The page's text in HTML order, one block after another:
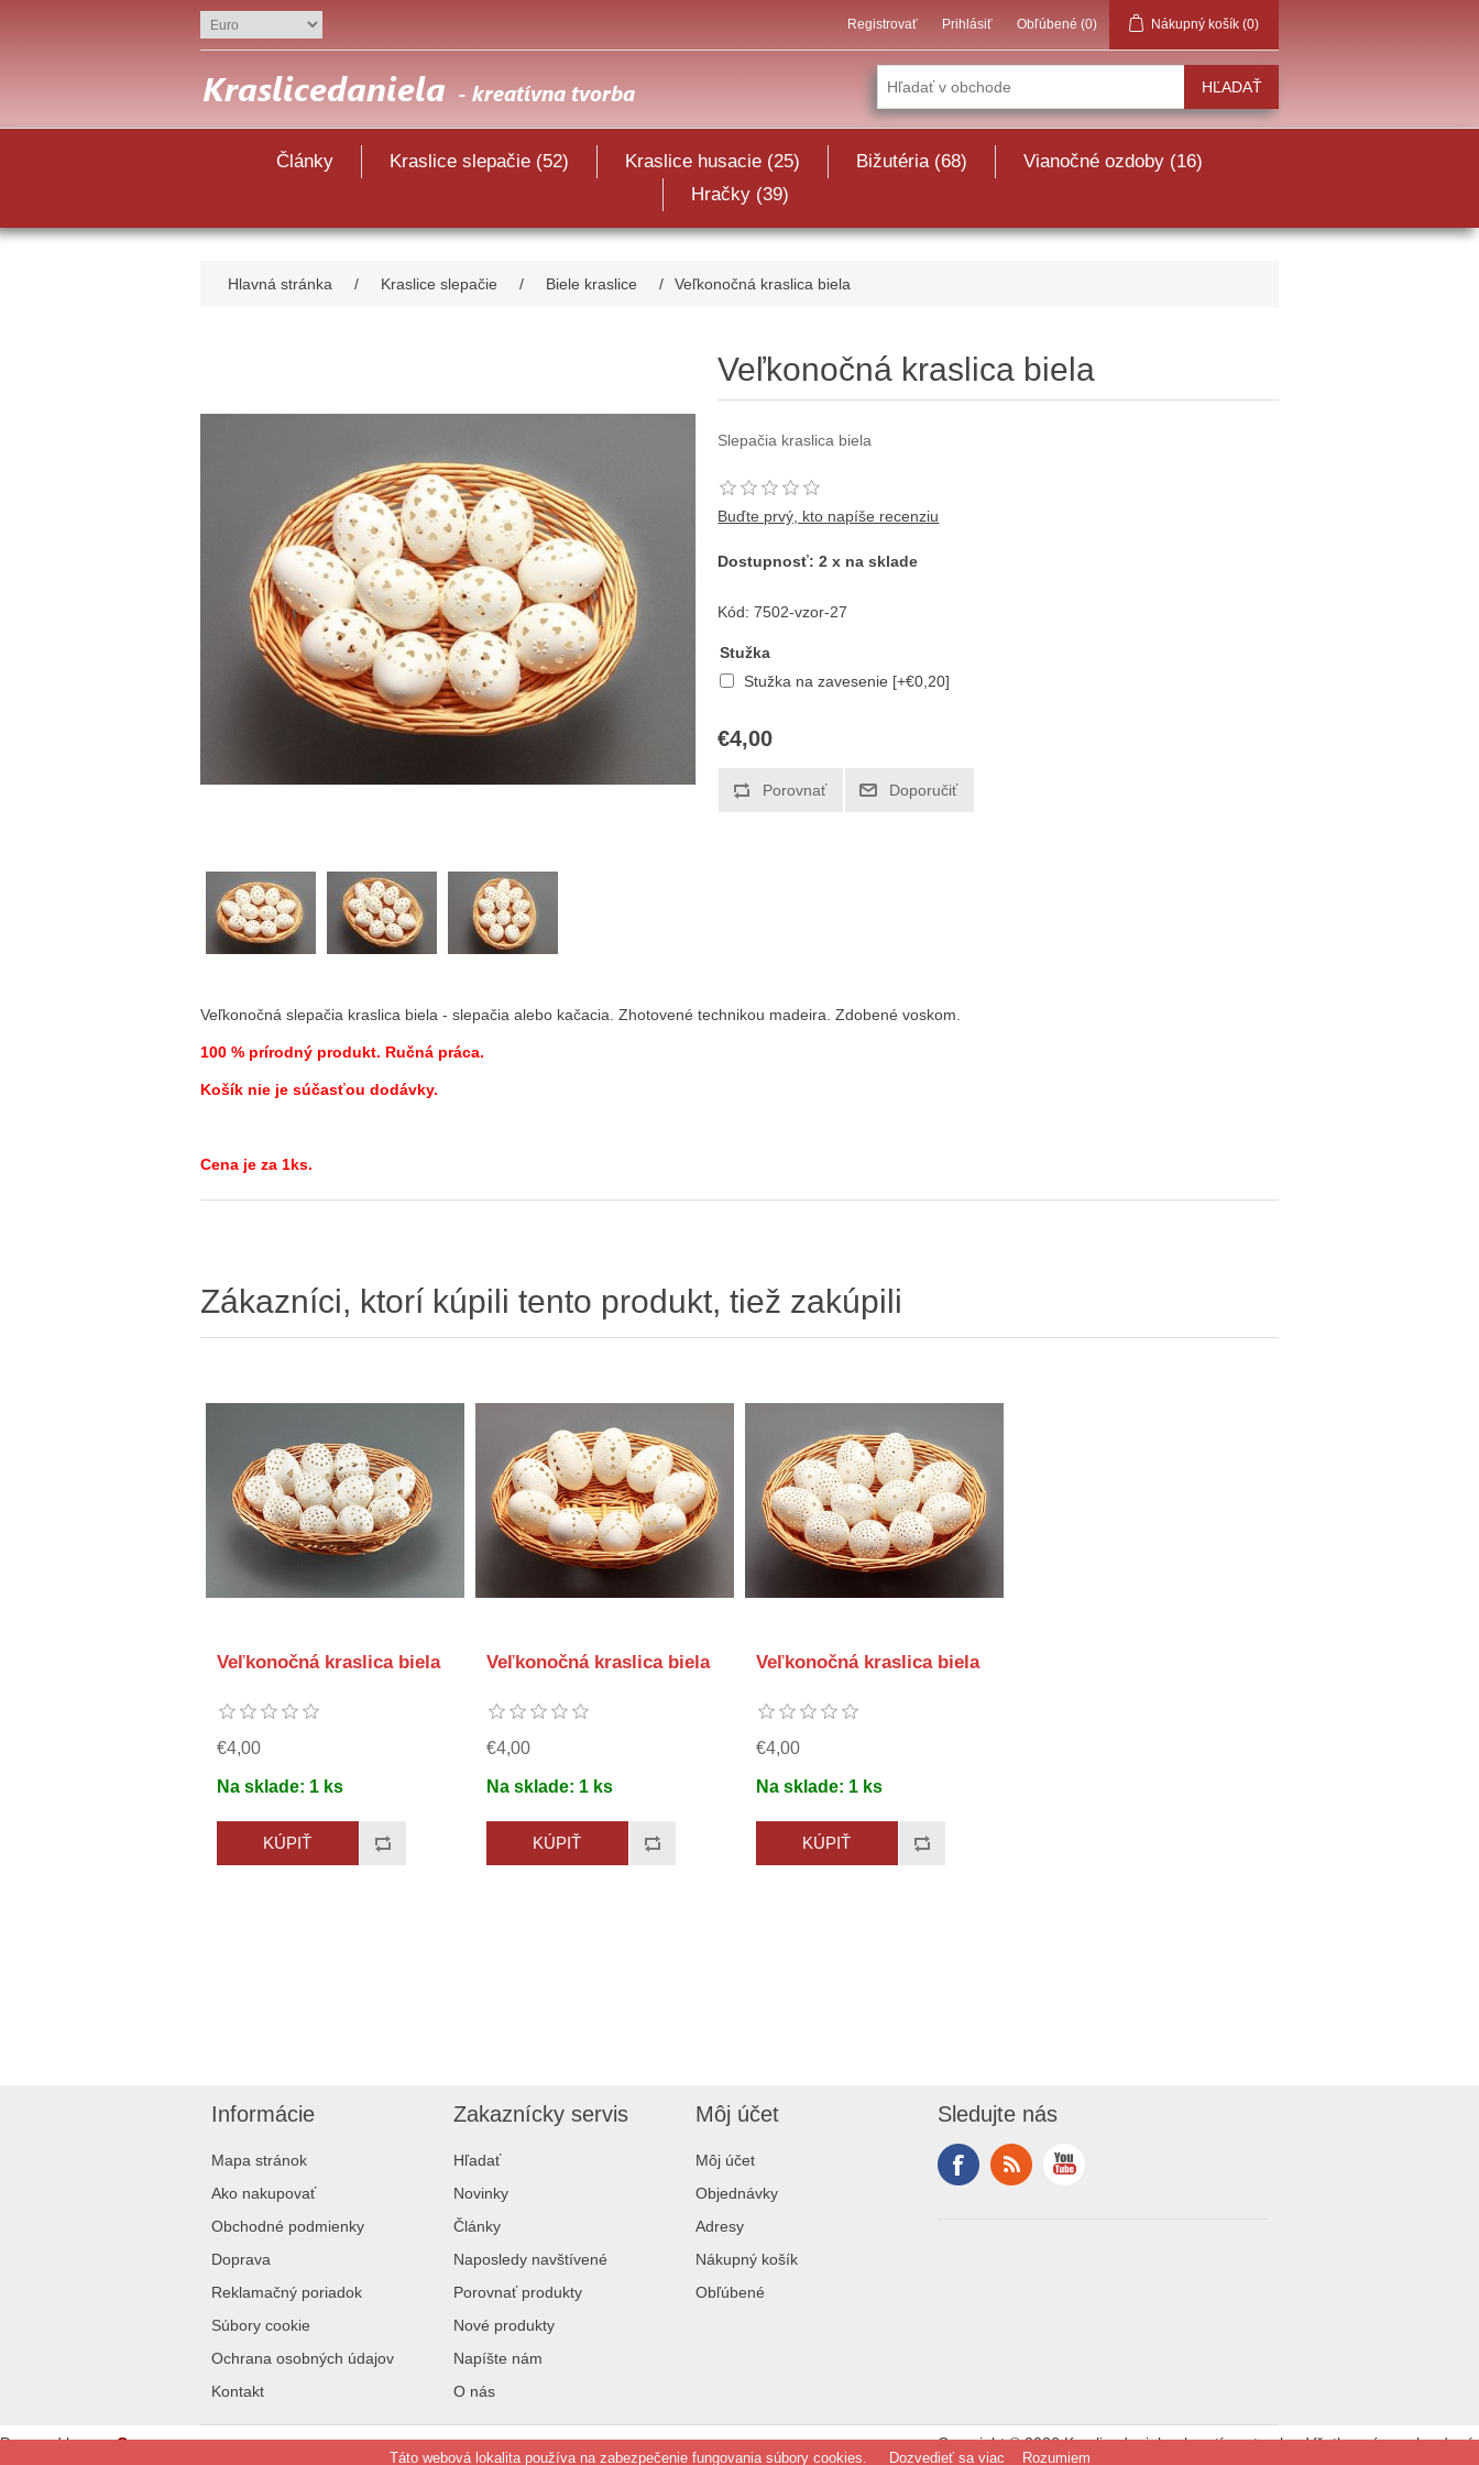
Registrovať Prihlásiť Obľúbené (0) Nákupný košík (0)
Články Kraslice slepačie (52) Kraslice husacie (25) Bižutéria (68)
Vianočné ozdoby (16)
Hračky (39)
Hlavná stránka / Kraslice slepačie / Biele kraslice / Veľkonočná kraslica biela
Veľkonočná kraslica biela
Slepačia kraslica biela
Buďte prvý, kto napíše recenziu
Dostupnosť: 2 x na sklade
Kód: 7502-vzor-27
Stužka
Stužka na zavesenie [+€0,20]
€4,00
Veľkonočná slepačia kraslica biela - slepačia alebo kačacia. Zhotovené technikou madeira. Zdobené voskom.
100 % prírodný produkt. Ručná práca.
Košík nie je súčasťou dodávky.
Cena je za 1ks.
Zákazníci, ktorí kúpili tento produkt, tiež zakúpili
Veľkonočná kraslica biela
€4,00
Na sklade: 1 ks
Veľkonočná kraslica biela
€4,00
Na sklade: 1 ks
Veľkonočná kraslica biela
€4,00
Na sklade: 1 ks
Informácie
Mapa stránok
Ako nakupovať
Obchodné podmienky
Doprava
Reklamačný poriadok
Súbory cookie
Ochrana osobných údajov
Kontakt
Zakaznícky servis
Hľadať
Novinky
Články
Naposledy navštívené
Porovnať produkty
Nové produkty
Napíšte nám
O nás
Môj účet
Môj účet
Objednávky
Adresy
Nákupný košík
Obľúbené
Sledujte nás
Copyright © 2026 Kraslicedaniela - kreatívna tvorba. Všetky práva vyhradené.
Powered bynopCommerce
Táto webová lokalita používa na zabezpečenie fungovania súbory cookies. Dozvedieť sa viac Rozumiem